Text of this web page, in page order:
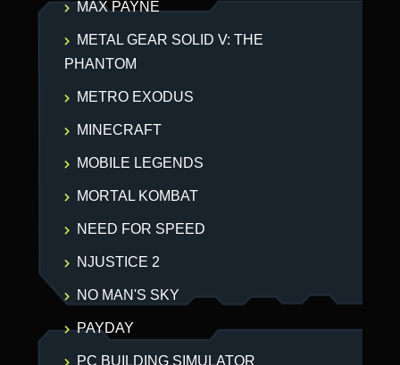
MAX PAYNE
METAL GEAR SOLID V: THE
PHANTOM
METRO EXODUS
MINECRAFT
MOBILE LEGENDS
MORTAL KOMBAT
NEED FOR SPEED
NJUSTICE 2
NO MAN'S SKY
PAYDAY
PC BUILDING SIMULATOR